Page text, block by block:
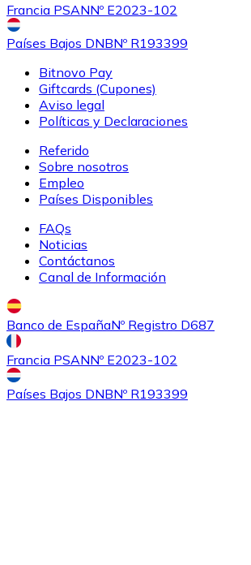
ComprarTezoscon transferencia bancaria
XTZ
SUSHI
Francia PSANNº E2023-102
Países Bajos DNBNº R193399
Bitnovo Pay
Giftcards (Cupones)
Aviso legal
Políticas y Declaraciones
Referido
Sobre nosotros
Empleo
Países Disponibles
FAQs
Noticias
Contáctanos
Canal de Información
Banco de EspañaNº Registro D687
Francia PSANNº E2023-102
Países Bajos DNBNº R193399